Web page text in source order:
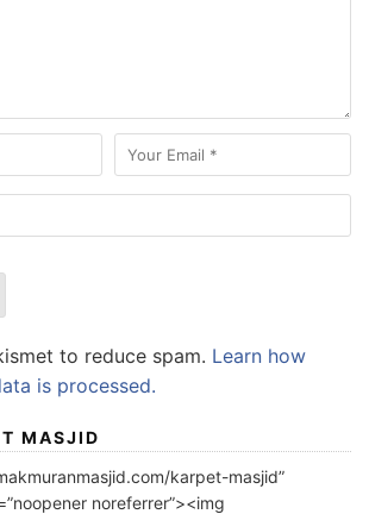
to reduce spam. Learn how
is processed.
MASJID
karpet-masjid”
noreferrer”><img